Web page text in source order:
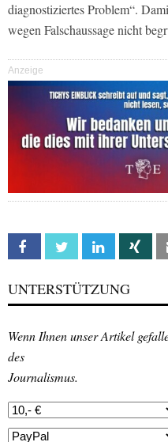
diagnostiziertes Problem“.
wegen Falschaussage nicht
Anzeige
Facebook Twitter Linkedin
UNTERSTÜTZUNG
Wenn Ihnen unser Artikel
des
Journalismus.